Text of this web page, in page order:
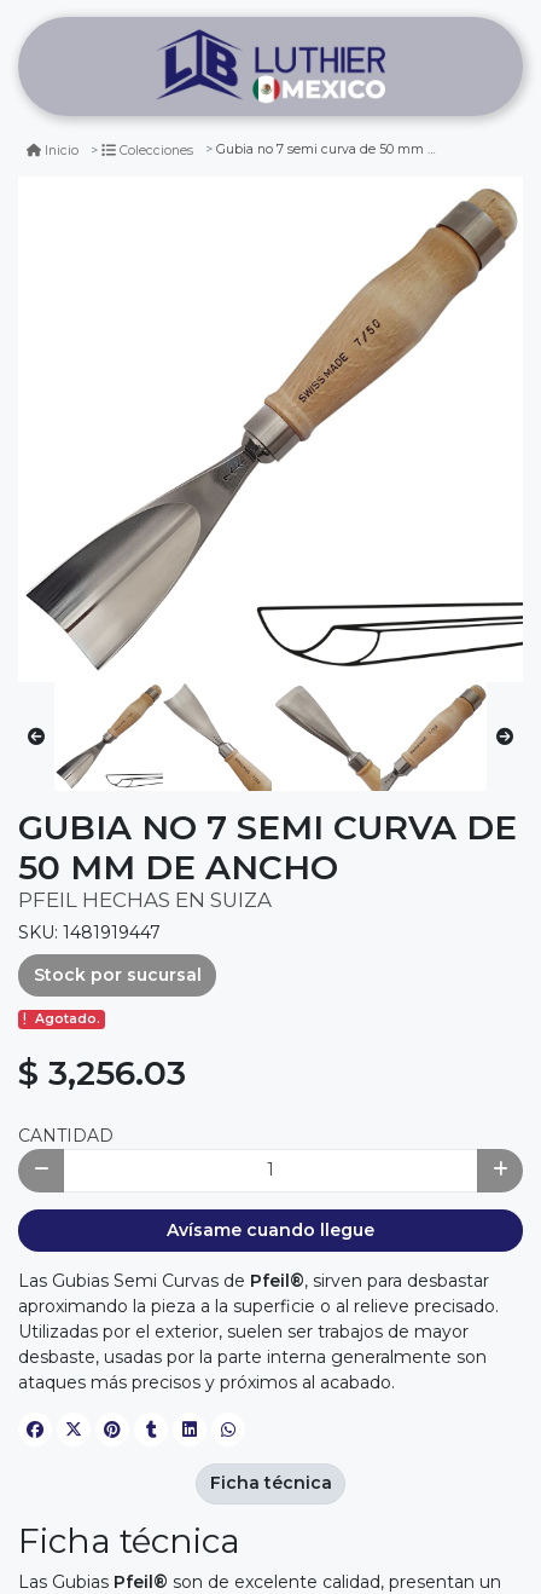
Inicio Colecciones Gubia no 7 semi curva de 50 mm de ancho
GUBIA NO 7 SEMI CURVA DE
50 MM DE ANCHO
PFEIL HECHAS EN SUIZA
SKU: 1481919447
Stock por sucursal
Agotado.
$ 3,256.03
CANTIDAD
Avísame cuando llegue
Las Gubias Semi Curvas de Pfeil®, sirven para desbastar
aproximando la pieza a la superficie o al relieve precisado.
Utilizadas por el exterior, suelen ser trabajos de mayor
desbaste, usadas por la parte interna generalmente son
ataques más precisos y próximos al acabado.
Ficha técnica
Las Gubias Pfeil® son de excelente calidad, presentan un
Ficha técnica